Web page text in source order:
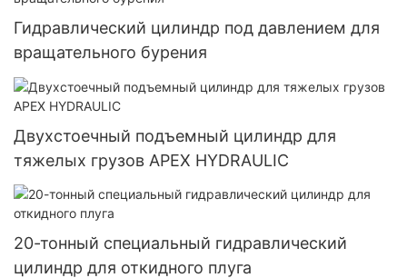
Гидравлический цилиндр под давлением для
вращательного бурения
Двухстоечный подъемный цилиндр для
тяжелых грузов APEX HYDRAULIC
20-тонный специальный гидравлический
цилиндр для откидного плуга